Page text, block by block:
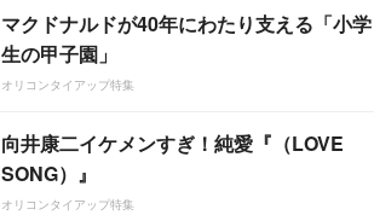
マクドナルドが40年にわたり支える「小学
生の甲子園」
オリコンタイアップ特集
向井康二イケメンすぎ！純愛『（LOVE
SONG）』
オリコンタイアップ特集